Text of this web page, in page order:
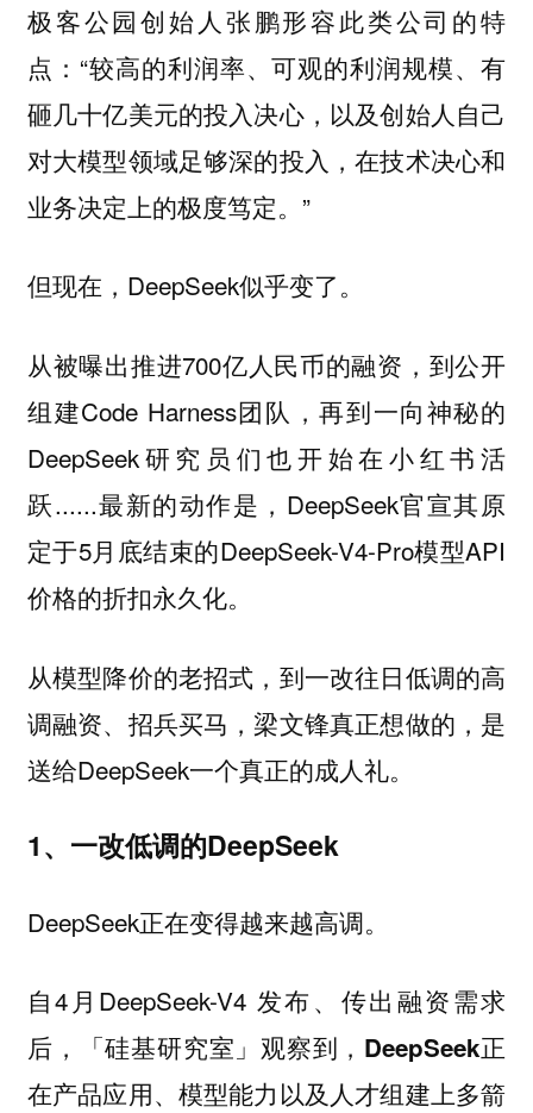
极客公园创始人张鹏形容此类公司的特
点：“较高的利润率、可观的利润规模、有
砸几十亿美元的投入决心，以及创始人自己
对大模型领域足够深的投入，在技术决心和
业务决定上的极度笃定。”
但现在，DeepSeek似乎变了。
从被曝出推进700亿人民币的融资，到公开
组建Code Harness团队，再到一向神秘的
DeepSeek研究员们也开始在小红书活
跃......最新的动作是，DeepSeek官宣其原
定于5月底结束的DeepSeek-V4-Pro模型API
价格的折扣永久化。
从模型降价的老招式，到一改往日低调的高
调融资、招兵买马，梁文锋真正想做的，是
送给DeepSeek一个真正的成人礼。
1、一改低调的DeepSeek
DeepSeek正在变得越来越高调。
自4月DeepSeek-V4 发布、传出融资需求
后，「硅基研究室」观察到， DeepSeek正
在产品应用、模型能力以及人才组建上多箭